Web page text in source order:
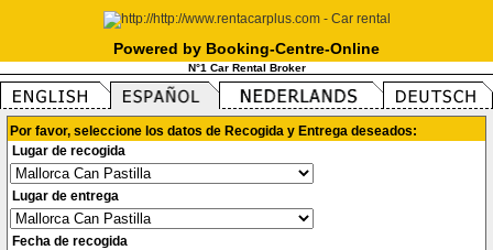
Powered by Booking-Centre-Online
N°1 Car Rental Broker
Por favor, seleccione los datos de Recogida y Entrega deseados:
Lugar de recogida
Lugar de entrega
Fecha de recogida